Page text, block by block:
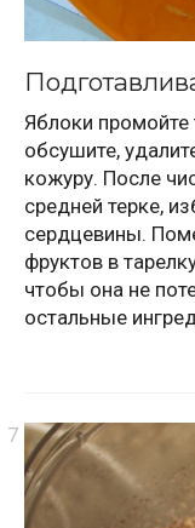
Яблоки промойте
обсушите,
кожуру. После
средней терке,
сердцевины.
фруктов в
чтобы она не
остальные